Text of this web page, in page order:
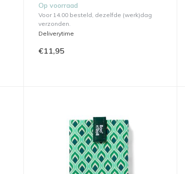
Op voorraad
Voor 14.00 besteld, dezelfde (werk)dag
verzonden.
Deliverytime
€11,95